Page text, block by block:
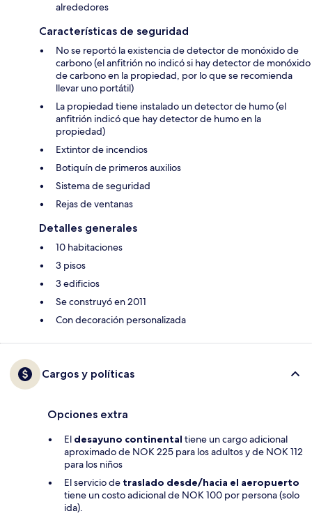
alrededores
Características de seguridad
No se reportó la existencia de detector de monóxido de
carbono (el anfitrión no indicó si hay detector de monóxido
de carbono en la propiedad, por lo que se recomienda
llevar uno portátil)
La propiedad tiene instalado un detector de humo (el
anfitrión indicó que hay detector de humo en la
propiedad)
Extintor de incendios
Botiquín de primeros auxilios
Sistema de seguridad
Rejas de ventanas
Detalles generales
10 habitaciones
3 pisos
3 edificios
Se construyó en 2011
Con decoración personalizada
Cargos y políticas
Opciones extra
El desayuno continental tiene un cargo adicional
aproximado de NOK 225 para los adultos y de NOK 112
para los niños
El servicio de traslado desde/hacia el aeropuerto
tiene un costo adicional de NOK 100 por persona (solo
ida).